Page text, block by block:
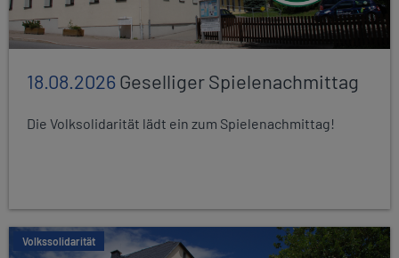
18.08.2026Geselliger Spielenachmittag
Die Volksolidarität lädt ein zum Spielenachmittag!
Volkssolidarität